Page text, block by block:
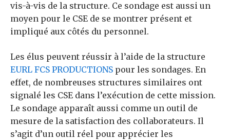
vis-à-vis de la structure. Ce sondage est aussi un
moyen pour le CSE de se montrer présent et
impliqué aux côtés du personnel.
Les élus peuvent réussir à l’aide de la structure
EURL FCS PRODUCTIONS pour les sondages. En
effet, de nombreuses structures similaires ont
signalé les CSE dans l’exécution de cette mission.
Le sondage apparaît aussi comme un outil de
mesure de la satisfaction des collaborateurs. Il
s’agit d’un outil réel pour apprécier les